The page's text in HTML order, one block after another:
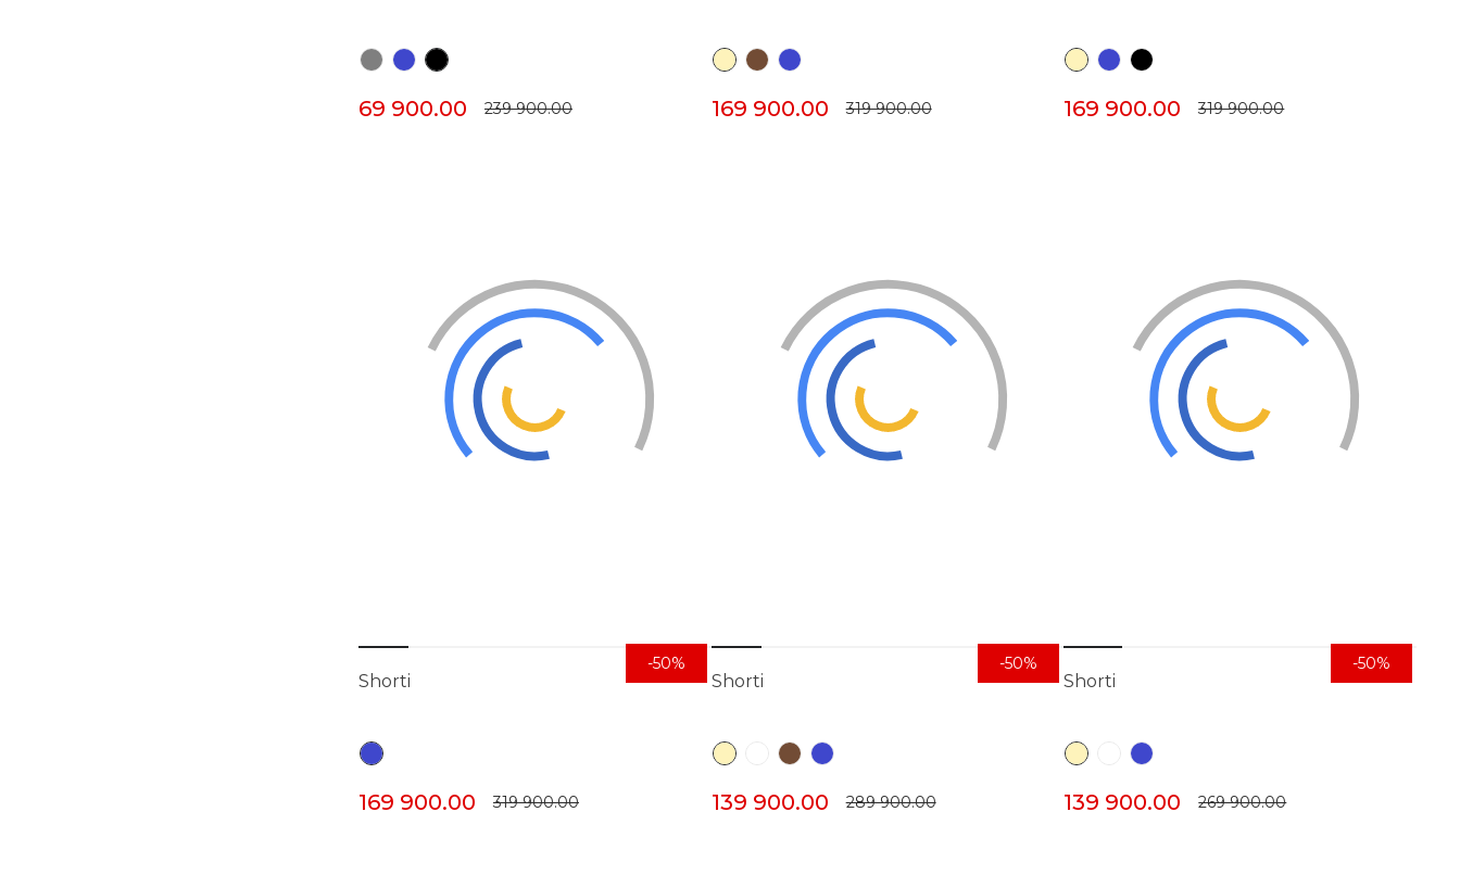
69 900.00 239 900.00 169 900.00 319 900.00 169 900.00 319 900.00
Shorti
169 900.00 319 900.00
-50%
Shorti
139 900.00 289 900.00
-50%
Shorti
139 900.00 269 900.00
-50%